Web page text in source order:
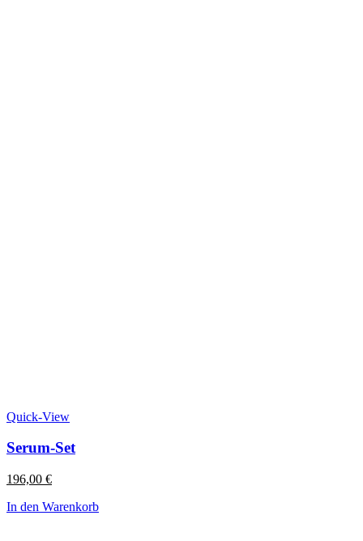
Quick-View
Serum-Set
196,00 €
In den Warenkorb